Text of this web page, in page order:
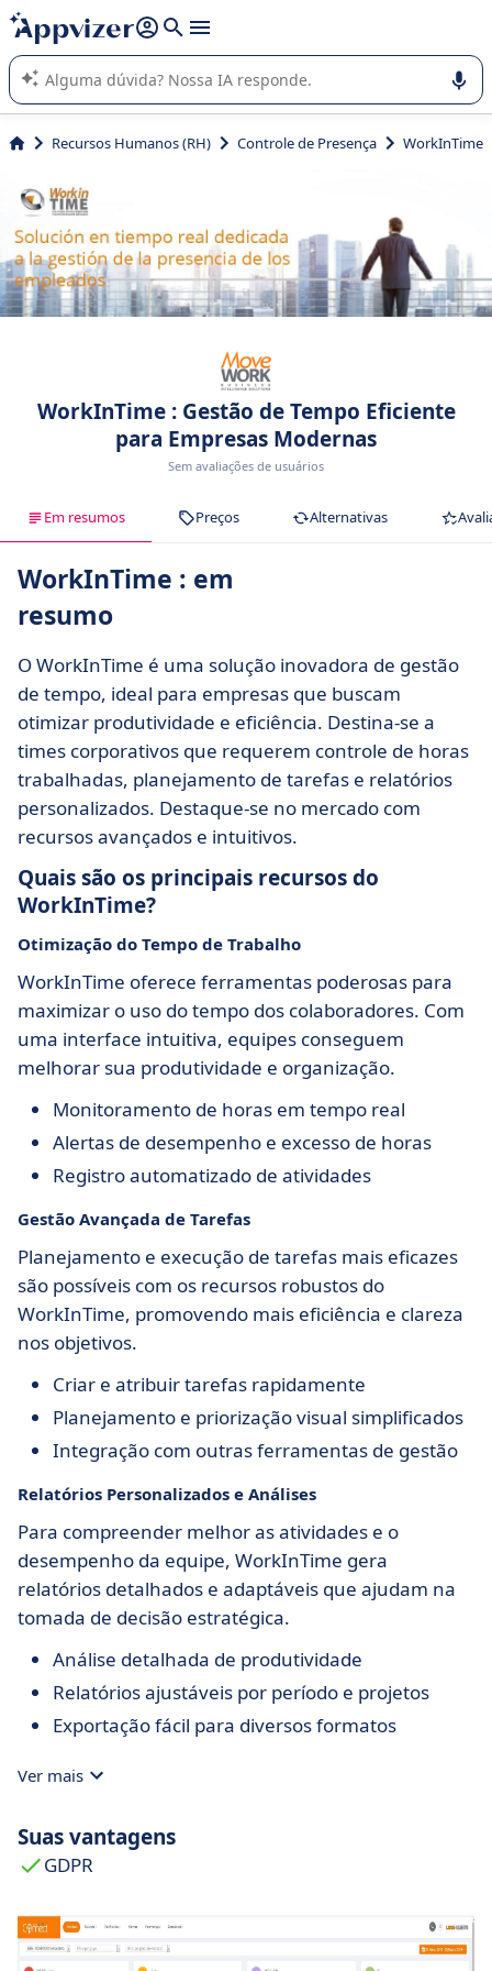
de nossa IA (várias linhas com
A IA do Appvizer o orienta no uso ou na seleção de software
SaaS para sua empresa.
Recursos Humanos (RH) Controle de Presença WorkInTime
WorkInTime : Gestão de Tempo Eficiente
para Empresas Modernas
Sem avaliações de usuários
Em resumos Preços Alternativas
WorkInTime : em
resumo
O WorkInTime é uma solução inovadora de gestão
de tempo, ideal para empresas que buscam
otimizar produtividade e eficiência. Destina-se a
times corporativos que requerem controle de horas
trabalhadas, planejamento de tarefas e relatórios
personalizados. Destaque-se no mercado com
recursos avançados e intuitivos.
Quais são os principais recursos do
WorkInTime?
Otimização do Tempo de Trabalho
WorkInTime oferece ferramentas poderosas para
maximizar o uso do tempo dos colaboradores. Com
uma interface intuitiva, equipes conseguem
melhorar sua produtividade e organização.
Monitoramento de horas em tempo real
Alertas de desempenho e excesso de horas
Registro automatizado de atividades
Gestão Avançada de Tarefas
Planejamento e execução de tarefas mais eficazes
são possíveis com os recursos robustos do
WorkInTime, promovendo mais eficiência e clareza
nos objetivos.
Criar e atribuir tarefas rapidamente
Planejamento e priorização visual simplificados
Integração com outras ferramentas de gestão
Relatórios Personalizados e Análises
Para compreender melhor as atividades e o
desempenho da equipe, WorkInTime gera
relatórios detalhados e adaptáveis que ajudam na
tomada de decisão estratégica.
Análise detalhada de produtividade
Relatórios ajustáveis por período e projetos
Exportação fácil para diversos formatos
Ver mais
Suas vantagens
GDPR